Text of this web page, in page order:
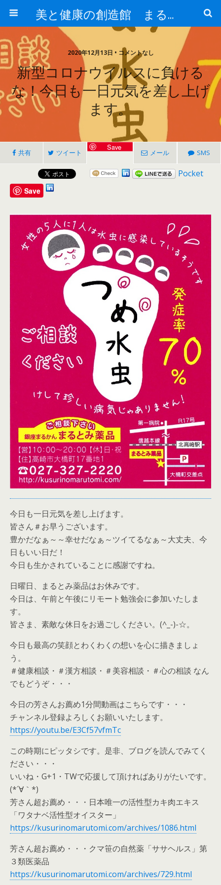
美と健康の創造館 まるとみ薬品 ぐんまの薬屋 芳さんのブログ
2020年12月13日 • コメントなし
新型コロナウイルスに負ける
な！今日も一日元気を差し上げ
ます。
共有 ツイート
Save
メール SMS
Pocket
Save
今日も一日元気を差し上げます。
皆さん＃お早うございます。
豊かだなぁ～～幸せだなぁ～ツイてるなぁ～大丈夫、今
日もいい日だ！
今日も生かされていることに感謝ですね。
日曜日、まるとみ薬品はお休みです。
今日は、午前と午後にリモート勉強会に参加いたしま
す。
皆さま、素敵な休日をお過ごしください。(^_-)-☆。
今日も最高の笑顔とわくわくの想いを心に描きましょ
う。
＃健康相談・＃漢方相談・＃美容相談・＃心の相談 なん
でもどうぞ・・・
今日の芳さんお薦め1分間動画はこちらです・・・
チャンネル登録よろしくお願いいたします。
https://youtu.be/E3Cf57vfmTc
この時期にピッタシです。是非、ブログを読んでみてく
ださい・・・
いいね・G+1・TWで応援して頂ければありがたいです。
(*´∀｀*)
芳さん超お薦め・・・日本唯一の活性型カキ肉エキス
「ワタナベ活性型オイスター」
https://kusurinomarutomi.com/archives/1086.html
芳さん超お薦め・・・クマ笹の自然薬「ササヘルス」第
３類医薬品
https://kusurinomarutomi.com/archives/729.html